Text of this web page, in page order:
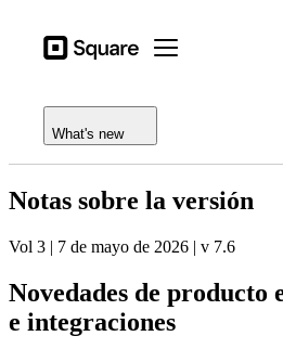
Square Open menu
Tipos de actividad
Dispositivos
Precios
Recursos
Iniciar sesión
Centro de ayuda
Proceso de pago
What's new
Notas de la versión
Notas sobre la versión
Vol 3 | 7 de mayo de 2026 | v 7.6
Novedades de producto
e integraciones